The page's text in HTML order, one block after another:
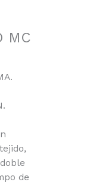
MC
de